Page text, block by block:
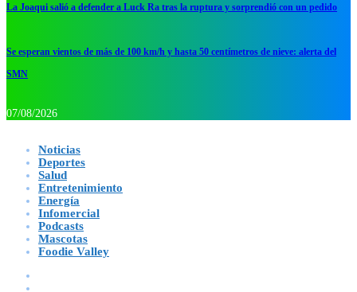
La Joaqui salió a defender a Luck Ra tras la ruptura y sorprendió con un pedido
Se esperan vientos de más de 100 km/h y hasta 50 centímetros de nieve: alerta del
SMN
07/08/2026
Noticias
Deportes
Salud
Entretenimiento
Energía
Infomercial
Podcasts
Mascotas
Foodie Valley